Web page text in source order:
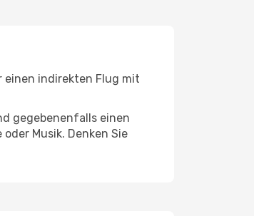
einen indirekten Flug mit
gegebenenfalls einen
Musik. Denken Sie